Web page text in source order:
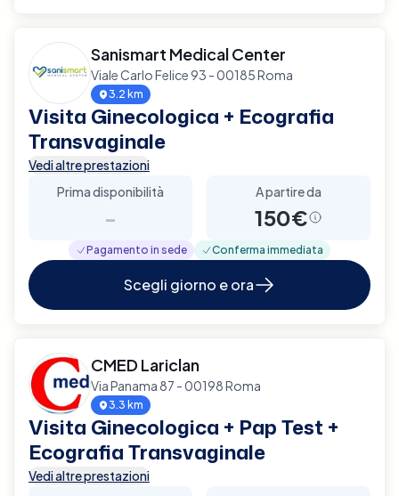
Sanismart Medical Center
Viale Carlo Felice 93 - 00185 Roma
3.2 km
Visita Ginecologica + Ecografia
Transvaginale
Vedi altre prestazioni
Prima disponibilità
-
A partire da
150€
Pagamento in sede Conferma immediata
Scegli giorno e ora
CMED Lariclan
Via Panama 87 - 00198 Roma
3.3 km
Visita Ginecologica + Pap Test +
Ecografia Transvaginale
Vedi altre prestazioni